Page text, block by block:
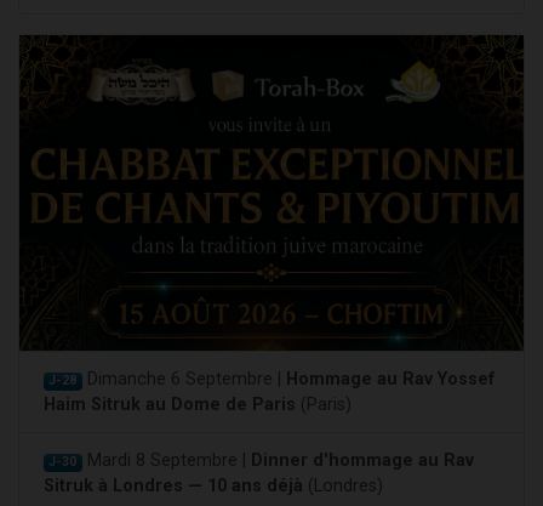
J-28 Dimanche 6 Septembre | Hommage au Rav Yossef
Haim Sitruk au Dome de Paris (Paris)
J-30 Mardi 8 Septembre | Dinner d'hommage au Rav
Sitruk à Londres — 10 ans déjà (Londres)